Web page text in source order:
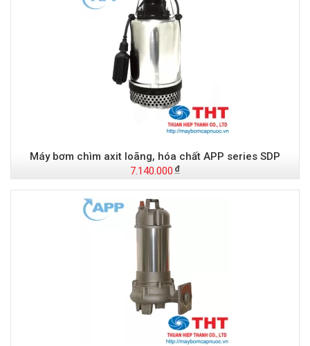
Máy bơm chìm axit loãng, hóa chất APP series SDP
7.140.000